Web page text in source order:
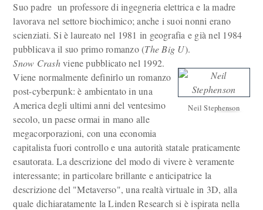
Suo padre un professore di ingegneria elettrica e la madre
lavorava nel settore biochimico; anche i suoi nonni erano
scienziati. Si è laureato nel 1981 in geografia e già nel 1984
pubblicava il suo primo romanzo (The Big U).
Neil Stephenson
Snow Crashviene pubblicato nel 1992.
Viene normalmente definirlo un romanzo
post-cyberpunk: è ambientato in una
America degli ultimi anni del ventesimo
secolo, un paese ormai in mano alle
megacorporazioni, con una economia
capitalista fuori controllo e una autorità statale praticamente
esautorata. La descrizione del modo di vivere è veramente
interessante; in particolare brillante e anticipatrice la
descrizione del "Metaverso", una realtà virtuale in 3D, alla
quale dichiaratamente la Linden Research si è ispirata nella